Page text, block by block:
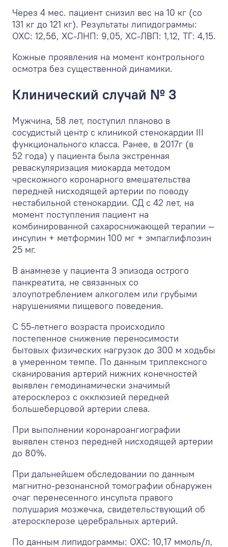
Через 4 мес. пациент снизил вес на 10 кг (со
131 кг до 121 кг). Результаты липидограммы:
ОХС: 12,56, ХС-ЛНП: 9,05, ХС-ЛВП: 1,12, ТГ: 4,15.
Кожные проявления на момент контрольного
осмотра без существенной динамики.
Клинический случай № 3
Мужчина, 58 лет, поступил планово в
сосудистый центр с клиникой стенокардии III
функционального класса. Ранее, в 2017г (в
52 года) у пациента была экстренная
реваскуляризация миокарда методом
чрескожного коронарного вмешательства
передней нисходящей артерии по поводу
нестабильной стенокардии. СД с 42 лет, на
момент поступления пациент на
комбинированной сахароснижающей терапии —
инсулин + метформин 100 мг + эмпаглифлозин
25 мг.
В анамнезе у пациента 3 эпизода острого
панкреатита, не связанных со
злоупотреблением алкоголем или грубыми
нарушениями пищевого поведения.
С 55-летнего возраста происходило
постепенное снижение переносимости
бытовых физических нагрузок до 300 м ходьбы
в умеренном темпе. По данным триплексного
сканирования артерий нижних конечностей
выявлен гемодинамически значимый
атеросклероз с окклюзией передней
большеберцовой артерии слева.
При выполнении коронароангиографии
выявлен стеноз передней нисходящей артерии
до 80%.
При дальнейшем обследовании по данным
магнитно-резонансной томографии обнаружен
очаг перенесенного инсульта правого
полушария мозжечка, свидетельствующий об
атеросклерозе церебральных артерий.
По данным липидограммы: ОХС: 10,17 ммоль/л,